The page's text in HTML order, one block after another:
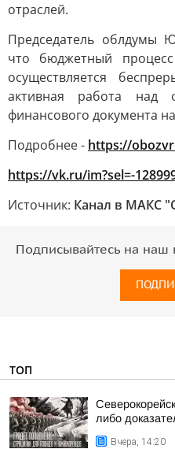
отраслей.
Председатель облдумы
что бюджетный
осуществляется
активная работа над
финансового документа
Подробнее - https://
https://vk.ru/im?sel=-
Источник: Канал в МАКС
Подписывайтесь на наш
ТОП
либо
Вчера, 14:20